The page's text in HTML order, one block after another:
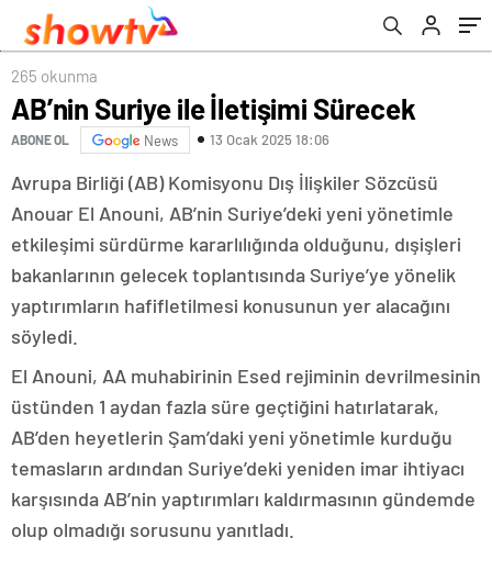
265 okunma
AB’nin Suriye ile İletişimi Sürecek
ABONE OL News 13 Ocak 2025 18:06
Avrupa Birliği (AB) Komisyonu Dış İlişkiler Sözcüsü
Anouar El Anouni, AB’nin Suriye’deki yeni yönetimle
etkileşimi sürdürme kararlılığında olduğunu, dışişleri
bakanlarının gelecek toplantısında Suriye’ye yönelik
yaptırımların hafifletilmesi konusunun yer alacağını
söyledi.
El Anouni, AA muhabirinin Esed rejiminin devrilmesinin
üstünden 1 aydan fazla süre geçtiğini hatırlatarak,
AB’den heyetlerin Şam’daki yeni yönetimle kurduğu
temasların ardından Suriye’deki yeniden imar ihtiyacı
karşısında AB’nin yaptırımları kaldırmasının gündemde
olup olmadığı sorusunu yanıtladı.